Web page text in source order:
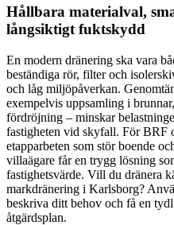
Hållbara materialval,
långsiktigt fuktskydd
En modern dränering ska vara
beständiga rör, filter och
och låg miljöpåverkan.
exempelvis uppsamling i
fördröjning – minskar
fastigheten vid skyfall. För BRF
etapparbeten som stör boende
villaägare får en trygg lösning
fastighetsvärde. Vill du dränera
markdränering i Karlsborg?
beskriva ditt behov och få en
åtgärdsplan.